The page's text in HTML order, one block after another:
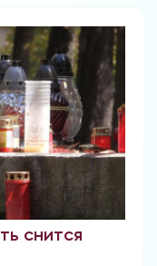
снится